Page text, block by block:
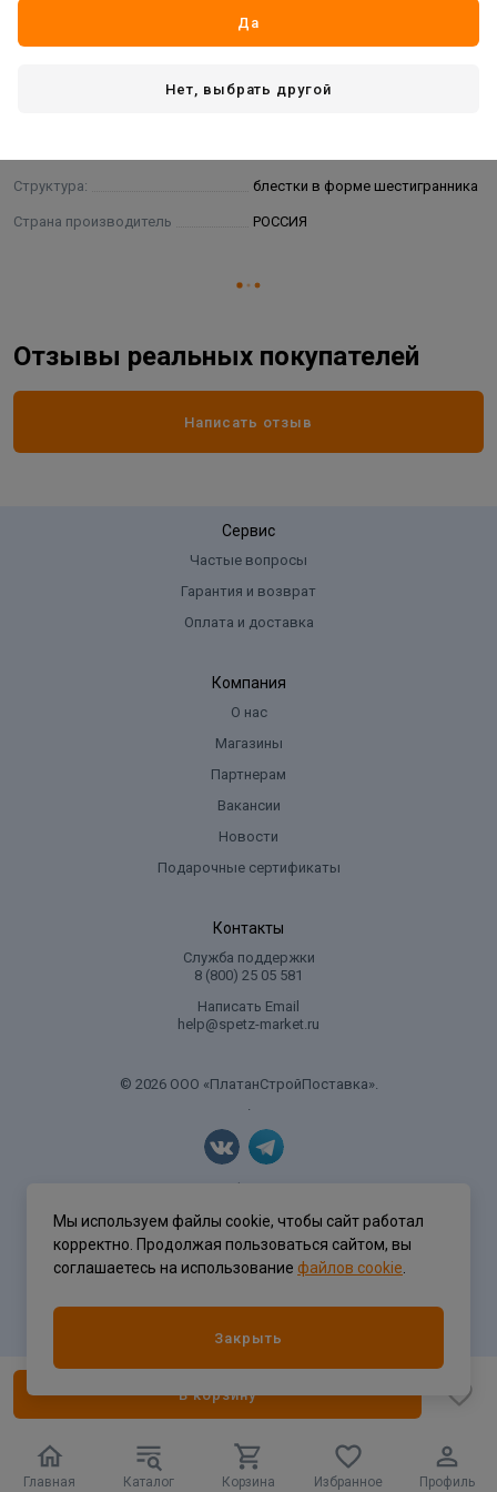
Главная Каталог Корзина Избранное Профиль
В корзину
Основные
Структура: блестки в форме шестигранника
Страна производитель РОССИЯ
Отзывы реальных покупателей
Написать отзыв
Сервис
Частые вопросы
Гарантия и возврат
Оплата и доставка
Компания
О нас
Магазины
Партнерам
Вакансии
Новости
Подарочные сертификаты
Контакты
Служба поддержки
8 (800) 25 05 581
Написать Email
help@spetz-market.ru
© 2026 ООО «ПлатанСтройПоставка».
.
Политика конфиденциальности
Да
Нет, выбрать другой
Мы используем файлы cookie, чтобы сайт работал
корректно. Продолжая пользоваться сайтом, вы
соглашаетесь на использование файлов cookie
Закрыть